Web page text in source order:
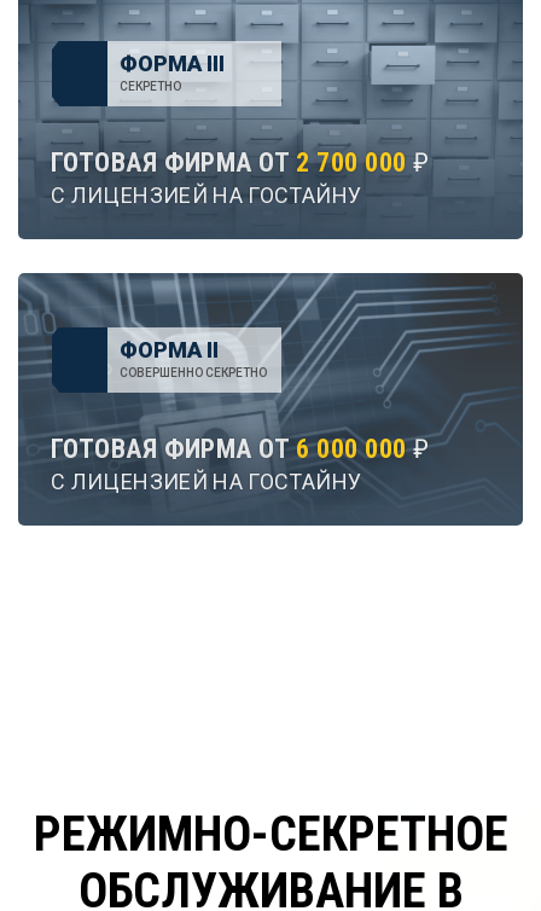
ФОРМА III
СЕКРЕТНО
ГОТОВАЯ ФИРМА ОТ 2 700 000 ₽
С ЛИЦЕНЗИЕЙ НА ГОСТАЙНУ
ФОРМА II
СОВЕРШЕННО СЕКРЕТНО
ГОТОВАЯ ФИРМА ОТ6 000 000 ₽
С ЛИЦЕНЗИЕЙ НА ГОСТАЙНУ
РЕЖИМНО-СЕКРЕТНОЕ
ОБСЛУЖИВАНИЕ В